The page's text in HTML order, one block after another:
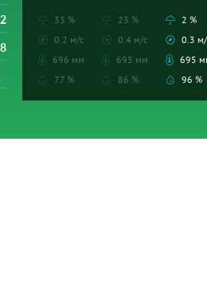
33 %
0.2 м/с
696 мм
77 %
23 %
0.4 м/с
695 мм
86 %
2 %
0.3
695
96 %